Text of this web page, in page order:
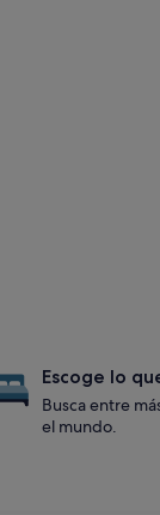
Escoge lo
Busca entre
el mundo.